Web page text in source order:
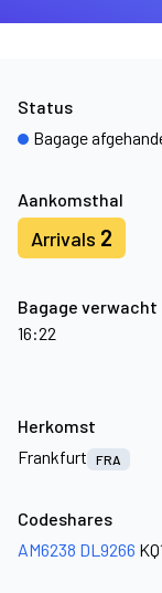
Aankomsthal
Arrivals 2
Bagage verwacht
16:22
Status
Bagage
Herkomst
Frankfurt
FRA
Codeshares
AM6238 DL9266